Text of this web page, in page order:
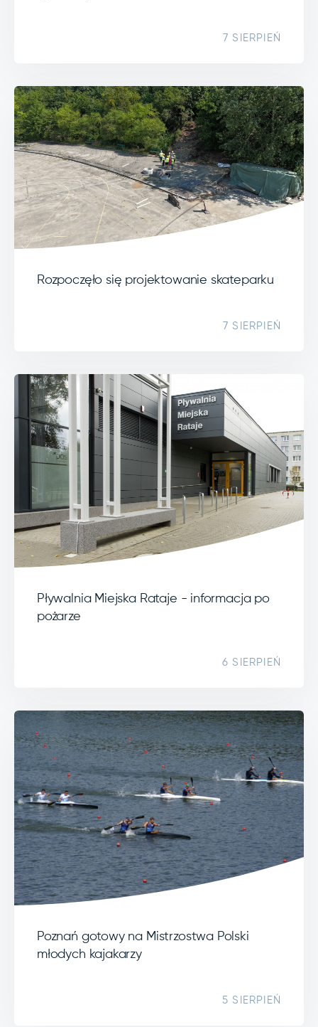
7 SIERPIEŃ
Rozpoczęło się projektowanie skateparku
7 SIERPIEŃ
Pływalnia Miejska Rataje - informacja po
pożarze
6 SIERPIEŃ
Poznań gotowy na Mistrzostwa Polski
młodych kajakarzy
5 SIERPIEŃ